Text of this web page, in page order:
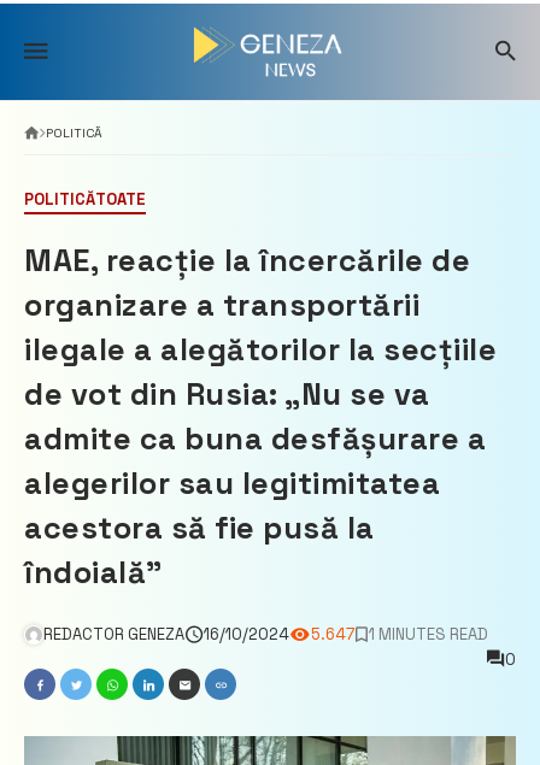
Skip
content
POLITICĂ
POLITICĂTOATE
MAE, reacție la încercările de
organizare a transportării
ilegale a alegătorilor la secțiile
de vot din Rusia: „Nu se va
admite ca buna desfășurare a
alegerilor sau legitimitatea
acestora să fie pusă la
îndoială”
REDACTOR GENEZA 16/10/2024 5.647
1 MINUTES READ
0